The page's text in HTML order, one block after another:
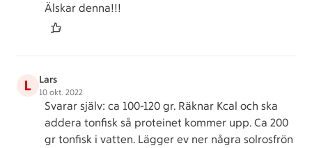
Älskar denna!!!
L Lars
10 okt. 2022
Svarar själv: ca 100-120 gr. Räknar Kcal och ska
addera tonfisk så proteinet kommer upp. Ca 200
gr tonfisk i vatten. Lägger ev ner några solrosfrön